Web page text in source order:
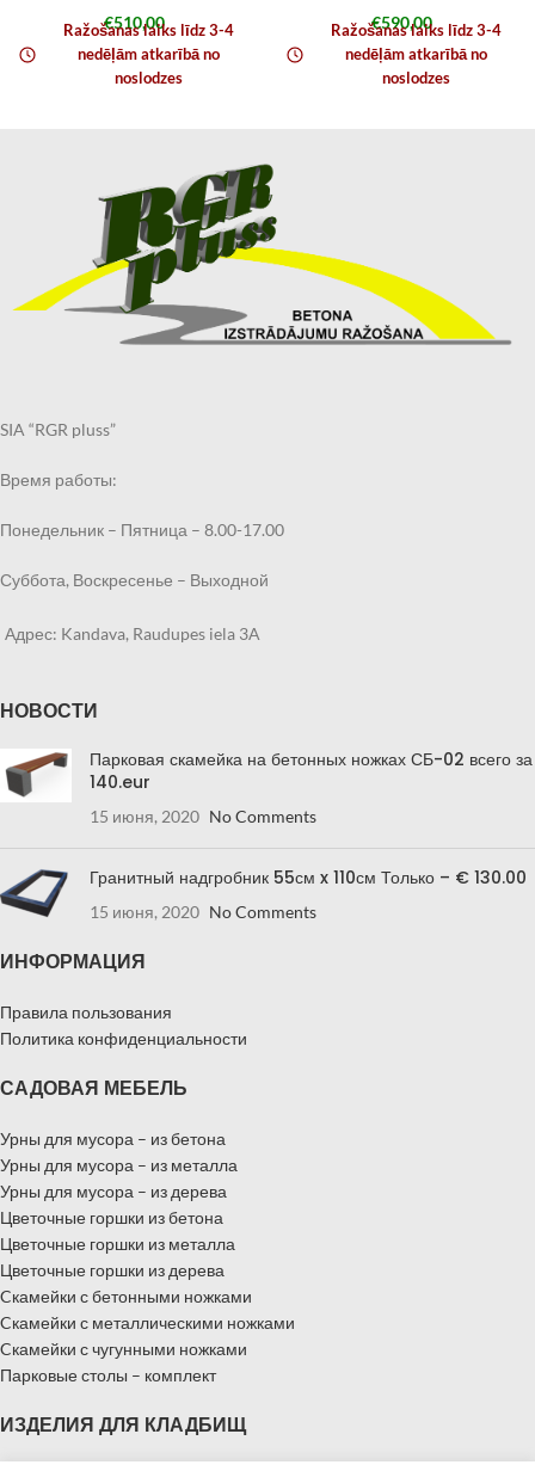
€510,00
Ražošanas laiks līdz 3-4
nedēļām atkarībā no
noslodzes
€590,00
Ražošanas laiks līdz 3-4
nedēļām atkarībā no
noslodzes
SIA “RGR pluss”
Время работы:
Понедельник – Пятница – 8.00-17.00
Суббота, Воскресенье – Выходной
Адрес: Kandava, Raudupes iela 3A
НОВОСТИ
Парковая скамейка на бетонных ножках СБ-02 всего за
140.eur
15 июня, 2020 No Comments
Гранитный надгробник 55см x 110см Только – € 130.00
15 июня, 2020 No Comments
ИНФОРМАЦИЯ
Правила пользования
Политика конфиденциальности
САДОВАЯ МЕБЕЛЬ
Урны для мусора – из бетона
Урны для мусора – из металла
Урны для мусора – из дерева
Цветочные горшки из бетона
Цветочные горшки из металла
Цветочные горшки из дерева
Cкамейки с бетонными ножками
Cкамейки с металлическими ножками
Cкамейки с чугунными ножками
Парковые столы – комплект
ИЗДЕЛИЯ ДЛЯ КЛАДБИЩ